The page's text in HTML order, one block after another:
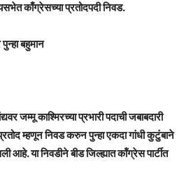
काँग्रेसच्या प्रतोदपदी निवड.
बहुमान
जम्मू काश्मिरच्या प्रभारी पदाची जबाबदारी
म्हणून निवड करुन पुन्हा एकदा गांधी कुटुंबाने
आहे. या निवडीने बीड जिल्ह्यात कॉंग्रेस पार्टीत